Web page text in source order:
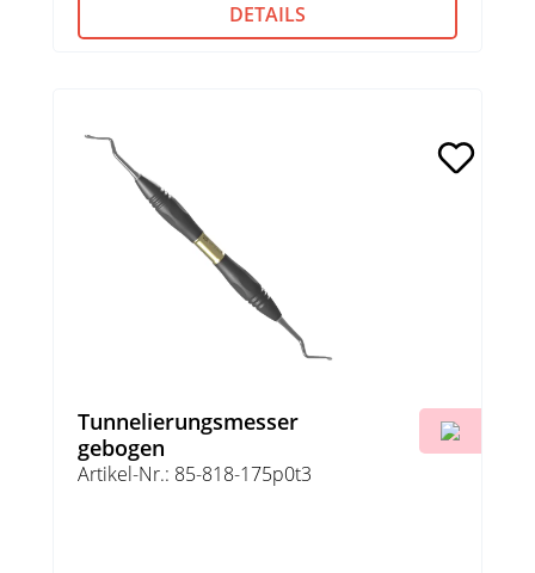
DETAILS
Tunnelierungsmesser
gebogen
Artikel-Nr.: 85-818-175p0t3